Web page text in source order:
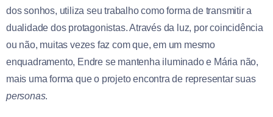
dos sonhos, utiliza seu trabalho como forma de transmitir a
dualidade dos protagonistas. Através da luz, por coincidência
ou não, muitas vezes faz com que, em um mesmo
enquadramento, Endre se mantenha iluminado e Mária não,
mais uma forma que o projeto encontra de representar suas
personas.